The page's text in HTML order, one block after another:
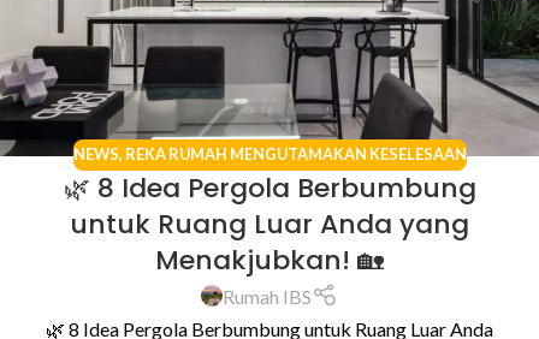
NEWS, REKA RUMAH MENGUTAMAKAN KESELESAAN
🌿 8 Idea Pergola Berbumbung
untuk Ruang Luar Anda yang
Menakjubkan! 🏡
Rumah IBS
🌿 8 Idea Pergola Berbumbung untuk Ruang Luar Anda